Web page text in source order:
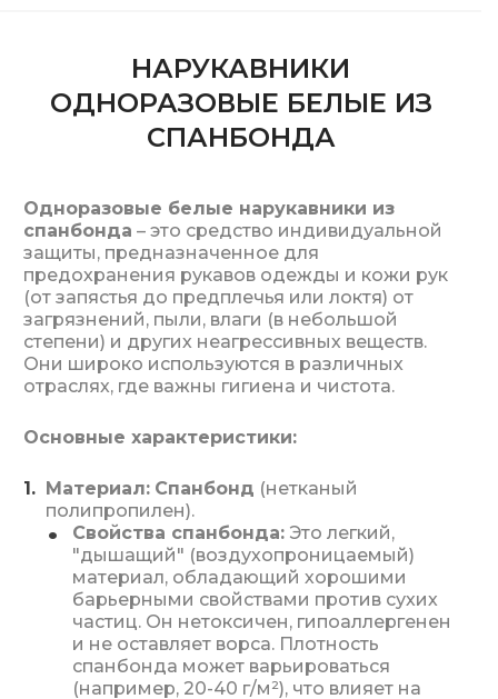
НАРУКАВНИКИ
ОДНОРАЗОВЫЕ БЕЛЫЕ ИЗ
СПАНБОНДА
Одноразовые белые нарукавники из
спанбонда – это средство индивидуальной
защиты, предназначенное для
предохранения рукавов одежды и кожи рук
(от запястья до предплечья или локтя) от
загрязнений, пыли, влаги (в небольшой
степени) и других неагрессивных веществ.
Они широко используются в различных
отраслях, где важны гигиена и чистота.
Основные характеристики:
Материал: Спанбонд (нетканый
полипропилен).
Свойства спанбонда: Это легкий,
"дышащий" (воздухопроницаемый)
материал, обладающий хорошими
барьерными свойствами против сухих
частиц. Он нетоксичен, гипоаллергенен
и не оставляет ворса. Плотность
спанбонда может варьироваться
(например, 20-40 г/м²), что влияет на